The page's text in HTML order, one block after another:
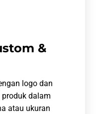
&
logo dan
dalam
atau ukuran